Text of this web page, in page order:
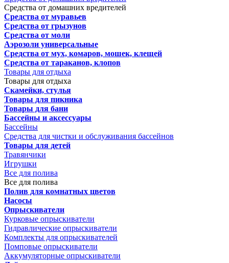
Средства от домашних вредителей
Средства от муравьев
Средства от грызунов
Средства от моли
Аэрозоли универсальные
Средства от мух, комаров, мошек, клещей
Средства от тараканов, клопов
Товары для отдыха
Товары для отдыха
Скамейки, стулья
Товары для пикника
Товары для бани
Бассейны и аксессуары
Бассейны
Средства для чистки и обслуживания бассейнов
Товары для детей
Травянчики
Игрушки
Все для полива
Все для полива
Полив для комнатных цветов
Насосы
Опрыскиватели
Курковые опрыскиватели
Гидравлические опрыскиватели
Комплекты для опрыскивателей
Помповые опрыскиватели
Аккумуляторные опрыскиватели